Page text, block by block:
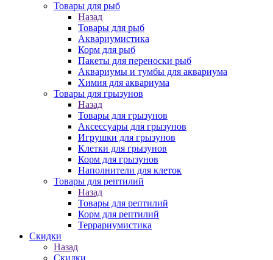
Товары для рыб
Назад
Товары для рыб
Аквариумистика
Корм для рыб
Пакеты для переноски рыб
Аквариумы и тумбы для аквариума
Химия для аквариума
Товары для грызунов
Назад
Товары для грызунов
Аксессуары для грызунов
Игрушки для грызунов
Клетки для грызунов
Корм для грызунов
Наполнители для клеток
Товары для рептилий
Назад
Товары для рептилий
Корм для рептилий
Террариумистика
Скидки
Назад
Скидки